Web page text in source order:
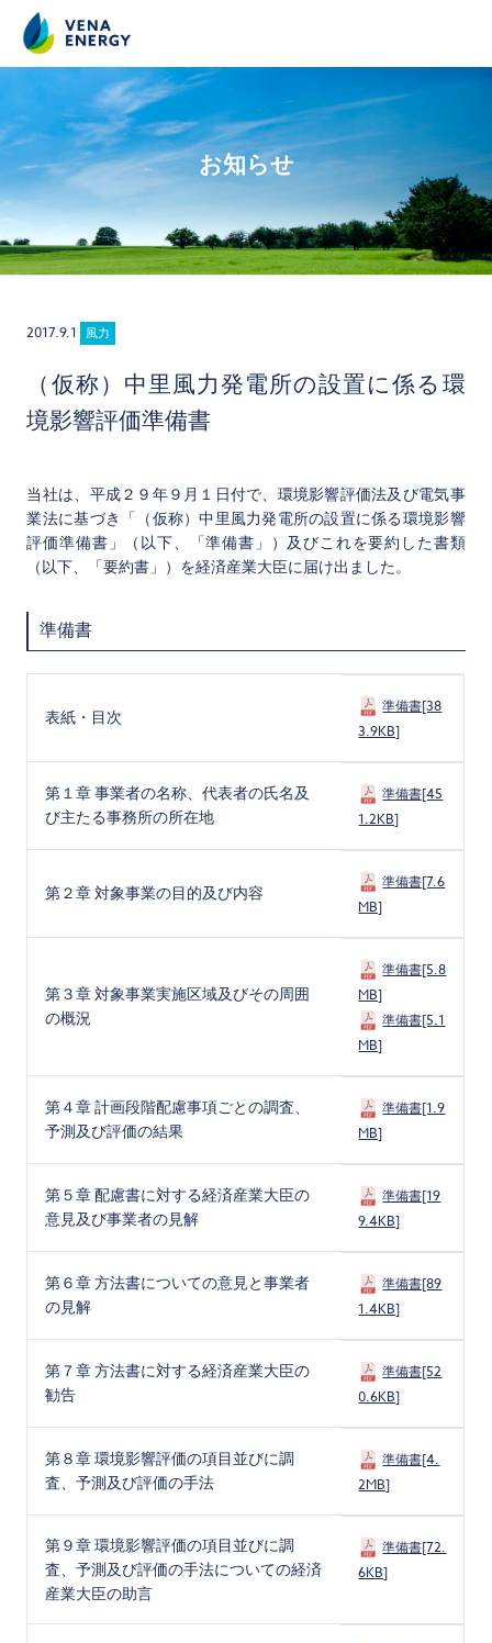
お知らせ
2017.9.1 風力
（仮称）中里風力発電所の設置に係る環
境影響評価準備書
当社は、平成２９年９月１日付で、環境影響評価法及び電気事
業法に基づき「（仮称）中里風力発電所の設置に係る環境影響
評価準備書」（以下、「準備書」）及びこれを要約した書類
（以下、「要約書」）を経済産業大臣に届け出ました。
準備書
表紙・目次
準備書[38
3.9KB]
第１章 事業者の名称、代表者の氏名及
び主たる事務所の所在地
準備書[45
1.2KB]
第２章 対象事業の目的及び内容
準備書[7.6
MB]
第３章 対象事業実施区域及びその周囲
の概況
準備書[5.8
MB]
準備書[5.1
MB]
第４章 計画段階配慮事項ごとの調査、
予測及び評価の結果
準備書[1.9
MB]
第５章 配慮書に対する経済産業大臣の
意見及び事業者の見解
準備書[19
9.4KB]
第６章 方法書についての意見と事業者
の見解
準備書[89
1.4KB]
第７章 方法書に対する経済産業大臣の
勧告
準備書[52
0.6KB]
第８章 環境影響評価の項目並びに調
査、予測及び評価の手法
準備書[4.
2MB]
第９章 環境影響評価の項目並びに調
査、予測及び評価の手法についての経済
産業大臣の助言
準備書[72.
6KB]